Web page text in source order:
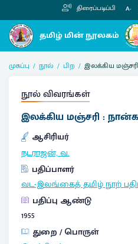
திரைப்படிப்பி A-
முகப்பு நூல் பிற இலக்கிய
நூல் விவரங்கள்
இலக்கிய மஞ்சரி :
ஆசிரியர்
நடராஜன், வ.
பதிப்பாளர்
வட-இலங்கைத் தமிழ் நூற்
பதிப்பு ஆண்டு
1955
துறை / பொருள்